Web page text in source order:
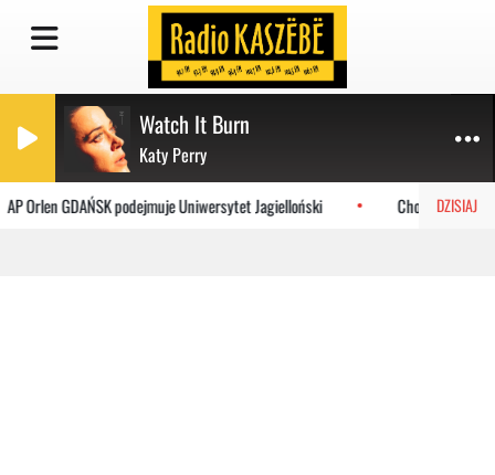
Watch It Burn
Katy Perry
DZISIAJ
podejmuje Uniwersytet Jagielloński Choczewo: Nowa trasa EuroVelo